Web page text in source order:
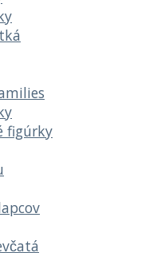
figúrky